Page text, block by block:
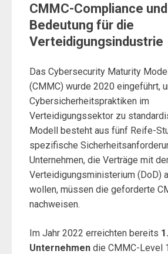
CMMC-Compliance
Bedeutung für die
Verteidigungsindustrie
Das Cybersecurity Maturity
(CMMC) wurde 2020 eingeführt,
Cybersicherheitspraktiken im
Verteidigungssektor zu
Modell besteht aus fünf Reife-
spezifische
Unternehmen, die Verträge mit
Verteidigungsministerium (DoD)
wollen, müssen die geforderte
nachweisen.
Im Jahr 2022 erreichten bereits
Unternehmen die CMMC-Level